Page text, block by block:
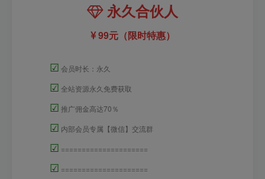
永久合伙人
99元（限时特惠）
☑ 会员时长：永久
☑ 全站资源永久免费获取
☑ 推广佣金高达70％
☑ 内部会员专属【微信】交流群
☑ =====================
☑ =====================